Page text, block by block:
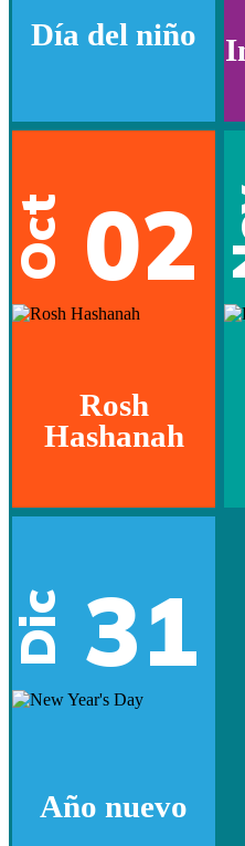
Día del niño
Oct 02
Rosh
Hashanah
Dic 31
Año nuevo